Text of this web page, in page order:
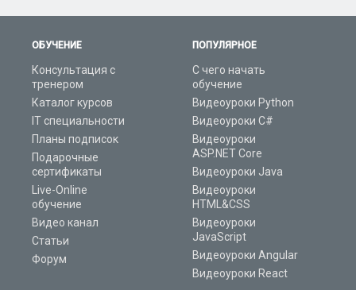
ОБУЧЕНИЕ
Консультация с
тренером
Каталог курсов
IT специальности
Планы подписок
Подарочные
сертификаты
Live-Online
обучение
Видео канал
Статьи
Форум
ПОПУЛЯРНОЕ
С чего начать
обучение
Видеоуроки Python
Видеоуроки C#
Видеоуроки
ASP.NET Core
Видеоуроки Java
Видеоуроки
HTML&CSS
Видеоуроки
JavaScript
Видеоуроки Angular
Видеоуроки React